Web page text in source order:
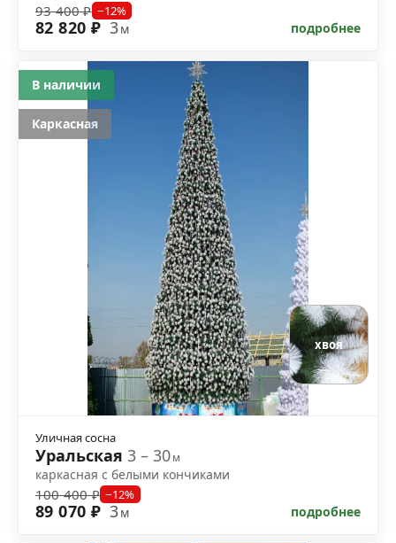
93 400 ₽ −12%
82 820 ₽ 3м подробнее
хвоя
Уличная сосна
Уральская 3 – 30м
каркасная с белыми кончиками
100 400 ₽ −12%
89 070 ₽ 3м подробнее
В наличии
Каркасная